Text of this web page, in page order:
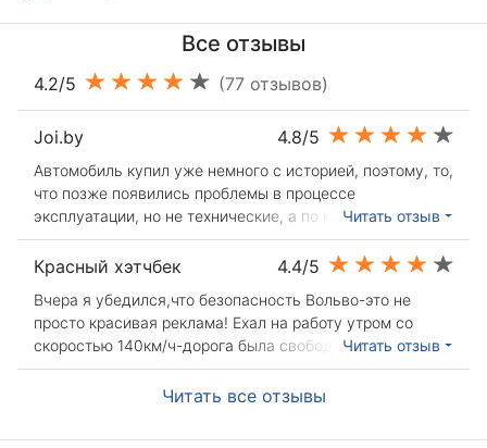
Все отзывы
4.2/5 (77 отзывов)
Joi.by 4.8/5
Автомобиль купил уже немного с историей, поэтому, то,
что позже появились проблемы в процессе
эксплуатации, но не технические, а по кузову. Все
считают, что Вольво не гниет, но это не так, так как
именно эти модели собирали в Бельгии (там собирали
оцинкованным кузовом. Так вот, авто досталось мне
после аварии, после того, как в его въехала девушка на
Х5. На тот момент были и знакомые специалисты, и
запчасти, проблем в восстановлении не было. Поэтому,
после починки сразу же за руль и кататься, иногда
**Из Больших плюсов, это то, что в машине 1996 г.
Читать отзыв
Красный хэтчбек 4.4/5
Вчера я убедился,что безопасность Вольво-это не
просто красивая реклама! Ехал на работу утром со
скоростью 140км/ч-дорога была свободная! Тут меня
подрезал Кашкай,отъезжающий от парковки, влупился
я в него так, что подумал мне п...ц! Однако разбил
забыл. На удивление дверь сам открыл,стекла все
Читать отзыв
Читать все отзывы